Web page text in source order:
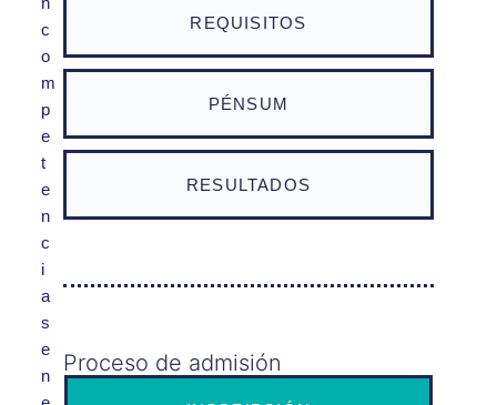
REQUISITOS
PÉNSUM
RESULTADOS
Proceso de admisión
c
o
m
p
e
t
e
n
c
i
a
s
e
n